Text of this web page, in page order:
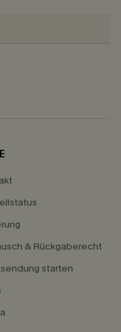
& Rückgaberecht
starten